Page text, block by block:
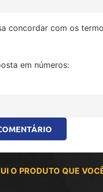
concordar com os
em números:
O PRODUTO QUE